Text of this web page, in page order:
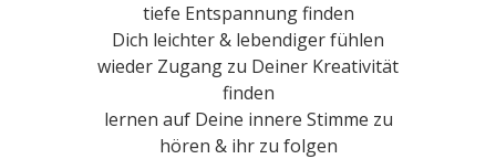
tiefe Entspannung finden
Dich leichter & lebendiger fühlen
wieder Zugang zu Deiner Kreativität
finden
lernen auf Deine innere Stimme zu
hören & ihr zu folgen